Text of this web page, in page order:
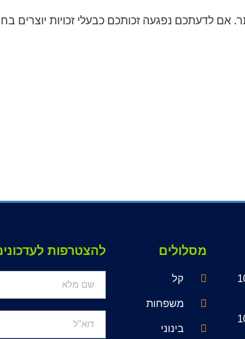
אם לדעתכם נפגעה זכותכם כבעלי זכויות יוצרים
10
10
מסלולים
קל
משפחות
בינוני
להצטרפות